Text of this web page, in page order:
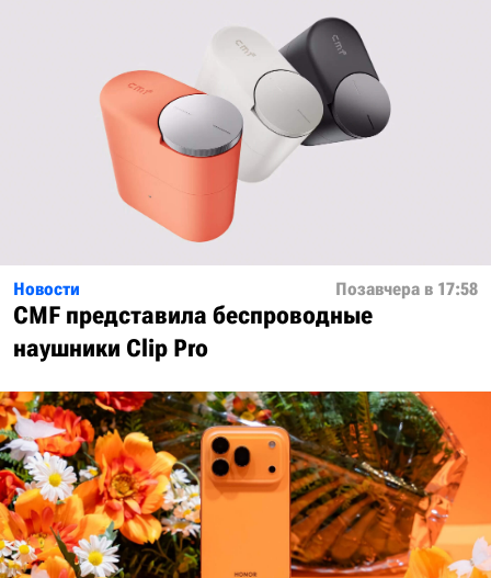
Новости Позавчера в 17:58
CMF представила беспроводные
наушники Clip Pro